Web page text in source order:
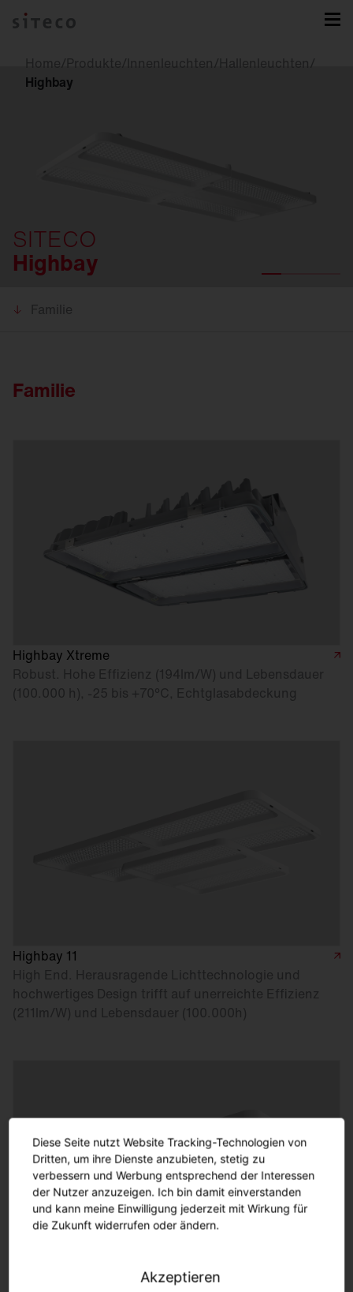
Home/Produkte/ Innenleuchten/Hallenleuchten/
Highbay
SITECO
Highbay
Familie
Familie
Highbay Xtreme
Robust. Hohe Effizienz (194lm/W) und Lebensdauer
(100.000 h), -25 bis +70°C, Echtglasabdeckung
Highbay 11
High End. Herausragende Lichttechnologie und
hochwertiges Design trifft auf unerreichte Effizienz
(211lm/W) und Lebensdauer (100.000h)
Diese Seite nutzt Website Tracking-Technologien von
Dritten, um ihre Dienste anzubieten, stetig zu
verbessern und Werbung entsprechend der Interessen
der Nutzer anzuzeigen. Ich bin damit einverstanden
und kann meine Einwilligung jederzeit mit Wirkung für
die Zukunft widerrufen oder ändern.
Akzeptieren